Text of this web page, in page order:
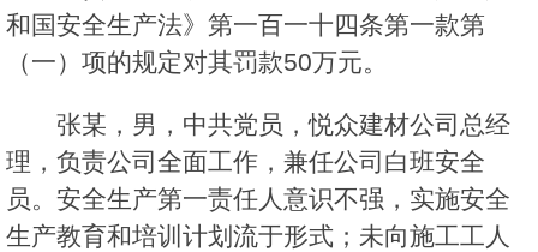
和国安全生产法》第一百一十四条第一款第
（一）项的规定对其罚款50万元。
张某，男，中共党员，悦众建材公司总经
理，负责公司全面工作，兼任公司白班安全
员。安全生产第一责任人意识不强，实施安全
生产教育和培训计划流于形式；未向施工工人